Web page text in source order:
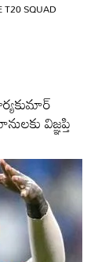
T20 SQUAD
విజ్ఞప్తి